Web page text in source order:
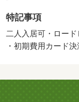
円～・「来店不要の
当社は「総合仲介
様の掲載物件も全
円
特記事項
二人入居可・ロー
・初期費用カード